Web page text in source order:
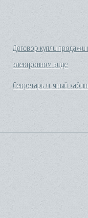
Договор купли продажи
электронном виде
Секретарь личный